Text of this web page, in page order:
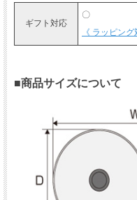
ギフト対応
〇
《 ラッピン
■商品サイズについて